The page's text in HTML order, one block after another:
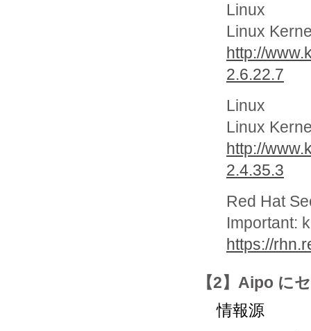
Linux
Linux
http://
2.6.22.7
Linux
Linux
http://
2.4.35.3
Red Hat
Important:
https://
【2】Aipo に
情報源